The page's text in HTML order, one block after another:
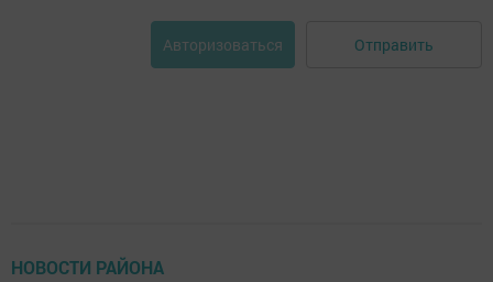
Авторизоваться Отправить
НОВОСТИ РАЙОНА